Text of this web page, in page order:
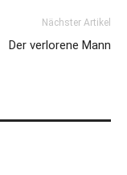
Nächster Artikel
Der verlorene Mann